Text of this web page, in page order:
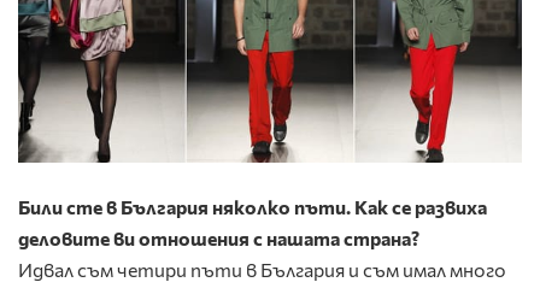
Били сте в България няколко пъти. Как се раз­виха
деловите ви отношения с нашата страна?
Идвал съм четири пъти в България и съм имал много